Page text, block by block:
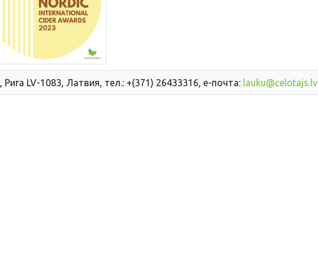
LV-1083, Латвия, тел.: +(371) 26433316, е-почта: lauku@celotajs.lv